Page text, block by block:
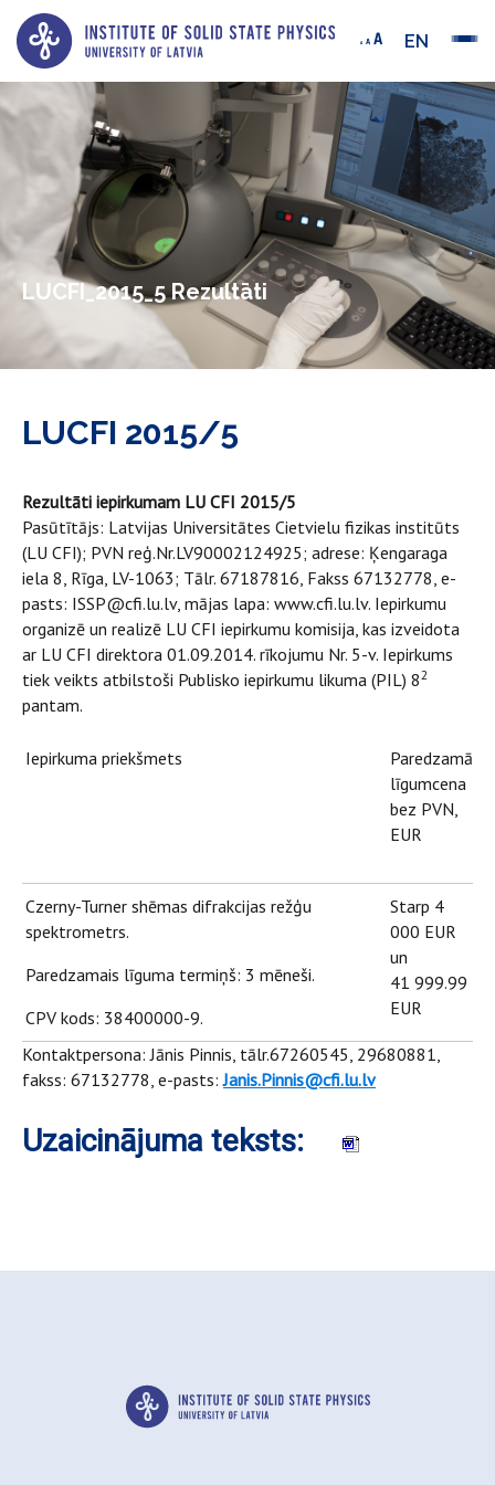
EN
LUCFI_2015_5 Rezultāti
LUCFI 2015/5
Rezultāti iepirkumam LU CFI 2015/5
Pasūtītājs: Latvijas Universitātes Cietvielu fizikas institūts
(LU CFI); PVN reģ.Nr.LV90002124925; adrese: Ķengaraga
iela 8, Rīga, LV-1063; Tālr. 67187816, Fakss 67132778, e-
pasts: ISSP@cfi.lu.lv, mājas lapa: www.cfi.lu.lv. Iepirkumu
organizē un realizē LU CFI iepirkumu komisija, kas izveidota
ar LU CFI direktora 01.09.2014. rīkojumu Nr. 5-v. Iepirkums
tiek veikts atbilstoši Publisko iepirkumu likuma (PIL) 82
pantam.
Iepirkuma priekšmets
Paredzamā
līgumcena
bez PVN,
EUR
Czerny-Turner shēmas difrakcijas režģu
spektrometrs.
Paredzamais līguma termiņš: 3 mēneši.
CPV kods: 38400000-9.
Starp 4
000 EUR
un
41 999.99
EUR
Kontaktpersona: Jānis Pinnis, tālr.67260545, 29680881,
fakss: 67132778, e-pasts:Janis.Pinnis@cfi.lu.lv
Uzaicinājuma teksts: